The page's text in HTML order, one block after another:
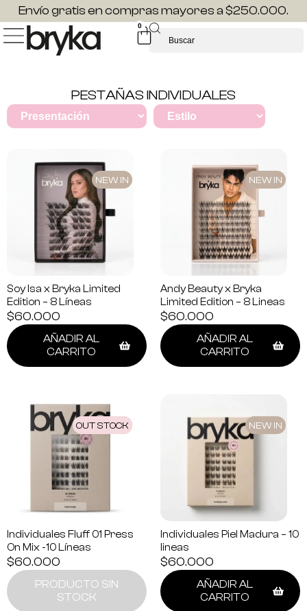
Envío gratis en compras mayores a $250.000.
0
PESTAÑAS INDIVIDUALES
NEW IN
Soy Isa x Bryka Limited
Edition – 8 Líneas
$60.000
AÑADIR AL
CARRITO
NEW IN
Andy Beauty x Bryka
Limited Edition – 8 Lineas
$60.000
AÑADIR AL
CARRITO
NEW IN
OUT STOCK
Individuales Fluff 01 Press
On Mix -10 Líneas
$60.000
PRODUCTO SIN
STOCK
NEW IN
Individuales Piel Madura – 10
lineas
$60.000
AÑADIR AL
CARRITO